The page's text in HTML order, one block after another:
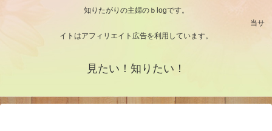
知りたがりの主婦のｂlogです。
当サ
イトはアフィリエイト広告を利用しています。
見たい！知りたい！